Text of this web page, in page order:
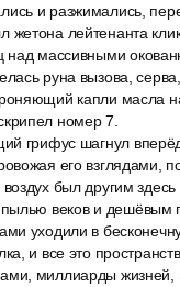
и разжимались,
жетона лейтенанта
над массивными
руна вызова,
капли масла
номер 7.
грифус шагнул
его взглядами,
воздух был другим
веков и дешёвым
уходили в
и все это
миллиарды жизней,